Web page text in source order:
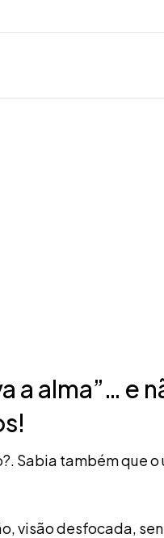
a alma”… e
Sabia também que o
visão desfocada,